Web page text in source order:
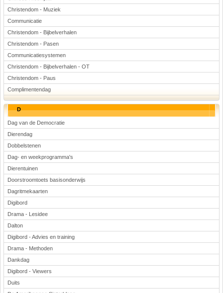
Christendom - Muziek
Communicatie
Christendom - Bijbelverhalen
Christendom - Pasen
Communicatiesystemen
Christendom - Bijbelverhalen - OT
Christendom - Paus
Complimentendag
D
Dag van de Democratie
Dierendag
Dobbelstenen
Dag- en weekprogramma's
Dierentuinen
Doorstroomtoets basisonderwijs
Dagritmekaarten
Digibord
Drama - Lesidee
Dalton
Digibord - Advies en training
Drama - Methoden
Dankdag
Digibord - Viewers
Duits